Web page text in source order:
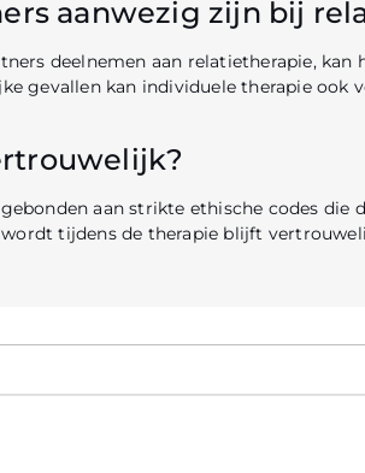
aanwezig zijn bij
deelnemen aan relatietherapie,
gevallen kan individuele therapie ook
aan strikte ethische codes die
tijdens de therapie blijft